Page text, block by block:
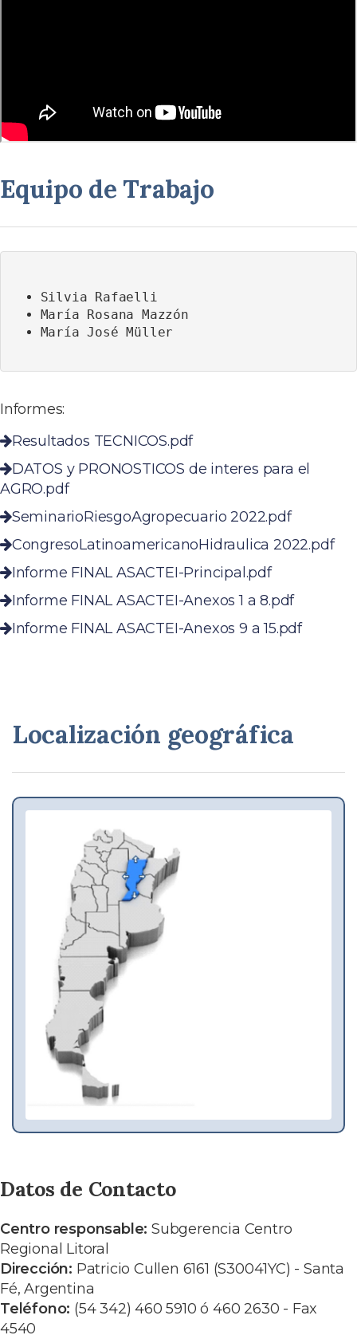
Equipo de Trabajo
Silvia Rafaelli
María Rosana Mazzón
María José Müller
Informes:
Resultados TECNICOS.pdf
DATOS y PRONOSTICOS de interes para el
AGRO.pdf
SeminarioRiesgoAgropecuario 2022.pdf
CongresoLatinoamericanoHidraulica 2022.pdf
Informe FINAL ASACTEI-Principal.pdf
Informe FINAL ASACTEI-Anexos 1 a 8.pdf
Informe FINAL ASACTEI-Anexos 9 a 15.pdf
Localización geográfica
Datos de Contacto
Centro responsable: Subgerencia Centro
Regional Litoral
Dirección: Patricio Cullen 6161 (S30041YC) - Santa
Fé, Argentina
Teléfono: (54 342) 460 5910 ó 460 2630 - Fax
4540